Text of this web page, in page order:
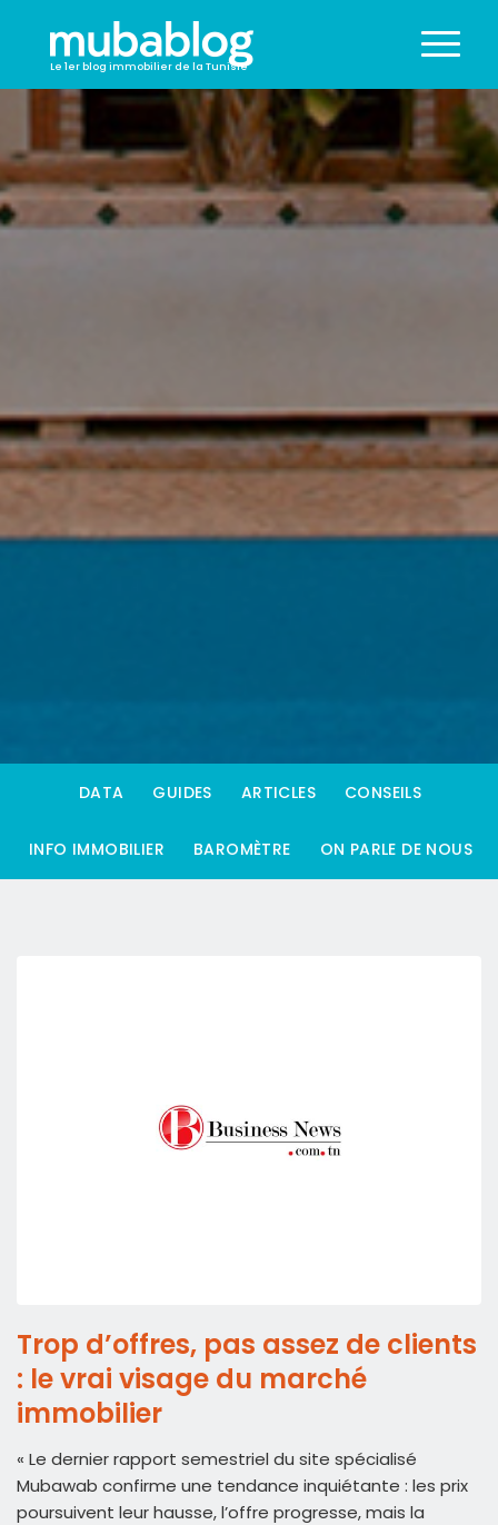
Le 1er blog immobilier de la Tunisie
DATA GUIDES ARTICLES CONSEILS
INFO IMMOBILIER BAROMÈTRE ON PARLE DE NOUS
Trop d’offres, pas assez de clients
: le vrai visage du marché
immobilier
« Le dernier rapport semestriel du site spécialisé
Mubawab confirme une tendance inquiétante : les prix
poursuivent leur hausse, l’offre progresse, mais la